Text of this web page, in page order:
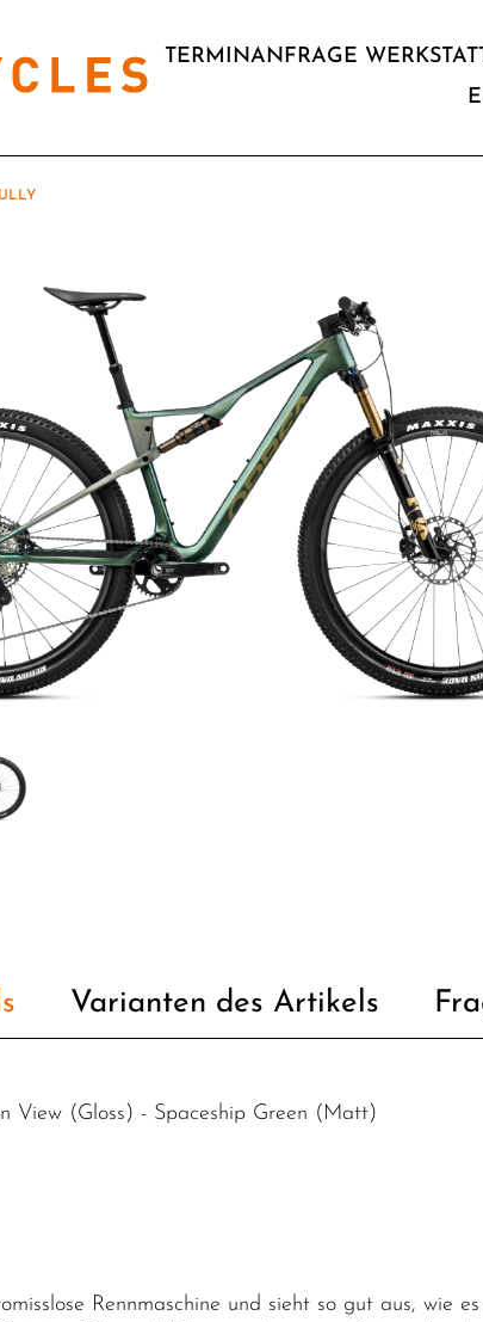
TERMINANFRAGE
Varianten des Artikels
View (Gloss) - Spaceship Green (Matt)
Rennmaschine und sieht so gut aus, wie